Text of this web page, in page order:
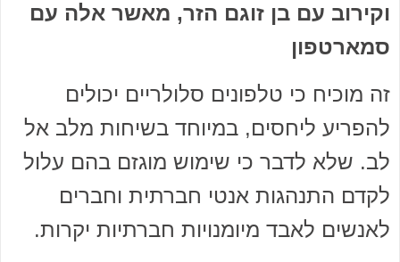
וקירוב עם בן זוגם הזר, מאשר אלה עם
סמארטפון
זה מוכיח כי טלפונים סלולריים יכולים
להפריע ליחסים, במיוחד בשיחות מלב אל
לב. שלא לדבר כי שימוש מוגזם בהם עלול
לקדם התנהגות אנטי חברתית וחברים
לאנשים לאבד מיומנויות חברתיות יקרות.